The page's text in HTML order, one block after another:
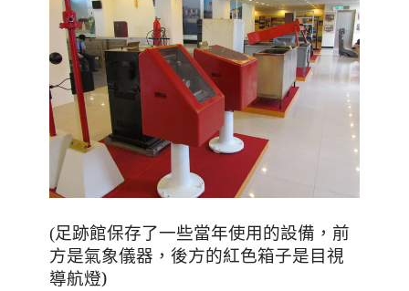
(足跡館保存了一些當年使用的設備 ，前
方是氣象儀器 ，後方的紅色箱子是目視
導航燈)